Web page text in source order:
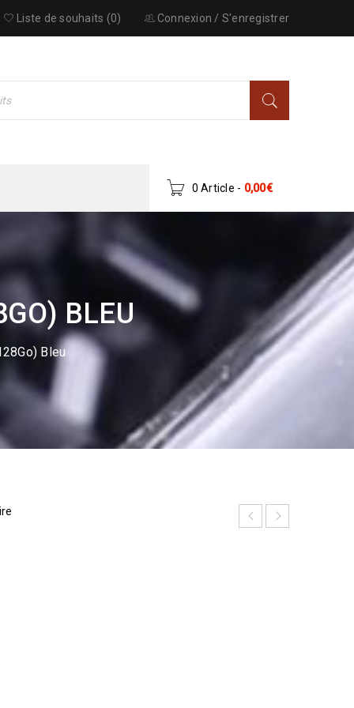
Connexion / S'enregistrer
Liste de souhaits (0)
0 Article - 0,00€
BLEU
Bleu